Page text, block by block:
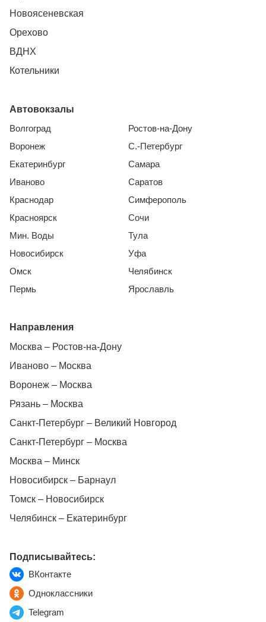
Новоясеневская
Орехово
ВДНХ
Котельники
Автовокзалы
Волгоград
Воронеж
Екатеринбург
Иваново
Краснодар
Красноярск
Мин. Воды
Новосибирск
Омск
Пермь
Ростов-на-Дону
С.-Петербург
Самара
Саратов
Симферополь
Сочи
Тула
Уфа
Челябинск
Ярославль
Направления
Москва – Ростов-на-Дону
Иваново – Москва
Воронеж – Москва
Рязань – Москва
Санкт-Петербург – Великий Новгород
Санкт-Петербург – Москва
Москва – Минск
Новосибирск – Барнаул
Томск – Новосибирск
Челябинск – Екатеринбург
Подписывайтесь:
ВКонтакте
Одноклассники
Telegram